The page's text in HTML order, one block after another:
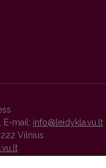
E-mail: info@leidykla.vu.lt
Vilnius